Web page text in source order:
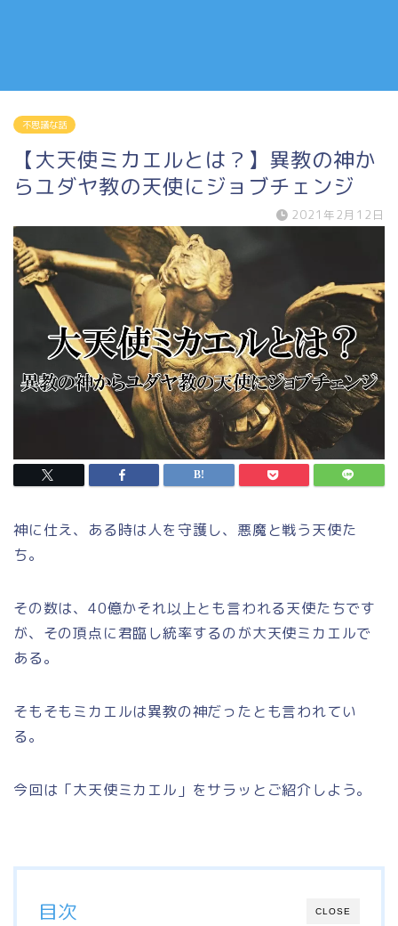
不思議な話
【大天使ミカエルとは？】異教の神か
らユダヤ教の天使にジョブチェンジ
2021年2月12日
神に仕え、ある時は人を守護し、悪魔と戦う天使た
ち。
その数は、40億かそれ以上とも言われる天使たちです
が、その頂点に君臨し統率するのが大天使ミカエルで
ある。
そもそもミカエルは異教の神だったとも言われてい
る。
今回は「大天使ミカエル」をサラッとご紹介しよう。
CLOSE
目次